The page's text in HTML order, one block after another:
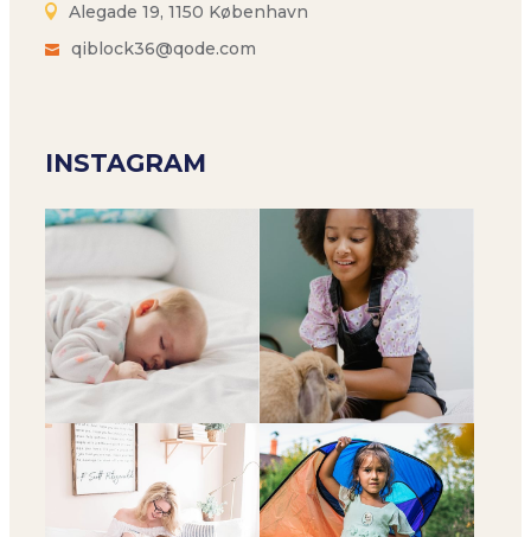
Alegade 19, 1150 København
qiblock36@qode.com
INSTAGRAM